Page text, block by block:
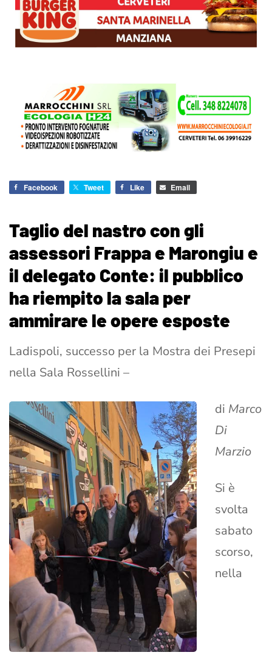
Facebook Tweet Like Email
Taglio del nastro con gli
assessori Frappa e Marongiu e
il delegato Conte: il pubblico
ha riempito la sala per
ammirare le opere esposte
Ladispoli, successo per la Mostra dei Presepi
nella Sala Rossellini –
di Marco
Di
Marzio
Si è
svolta
sabato
scorso,
nella